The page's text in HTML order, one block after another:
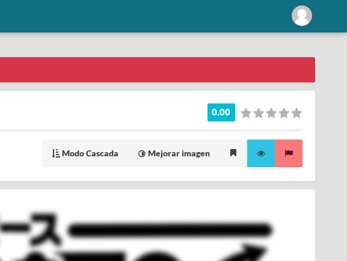
0.00
Modo Cascada Mejorar imagen